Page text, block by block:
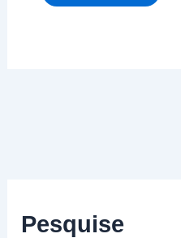
Pesquise